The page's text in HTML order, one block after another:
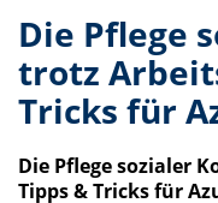
Die Pflege
trotz
Tricks für
Die Pflege sozialer
Tipps & Tricks für